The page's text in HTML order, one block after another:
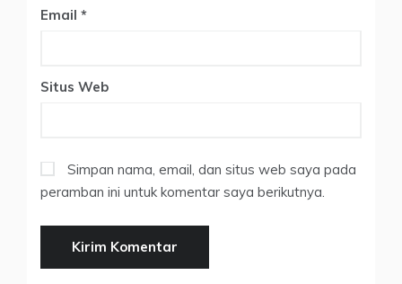
Email *
Situs Web
Simpan nama, email, dan situs web saya pada
peramban ini untuk komentar saya berikutnya.